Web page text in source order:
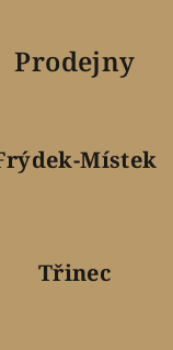
Prodejny
Místek
Třinec